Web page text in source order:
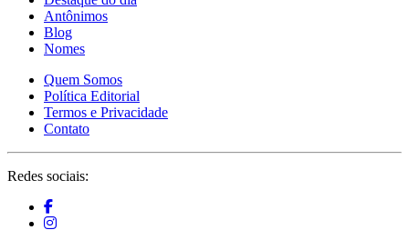
Antônimos
Blog
Nomes
Quem Somos
Política Editorial
Termos e Privacidade
Contato
Redes sociais: